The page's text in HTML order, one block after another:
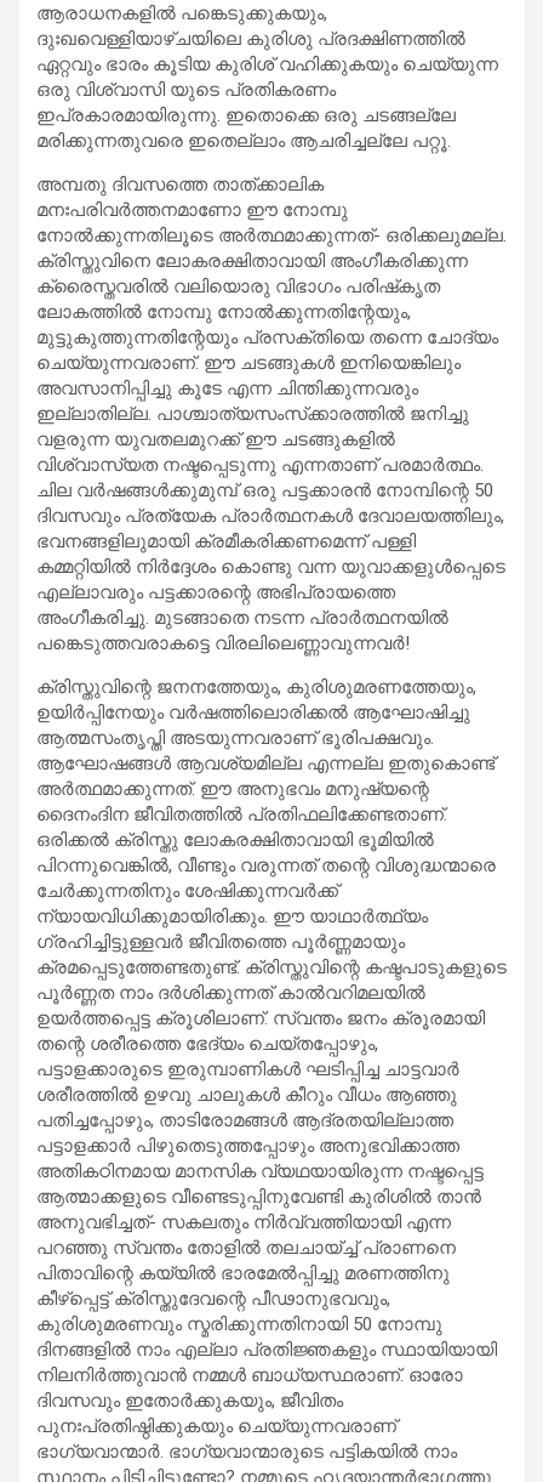
ആരാധനകളില്‍ പങ്കെടുക്കുകയും,
ദുഃഖവെള്ളിയാഴ്ചയിലെ കുരിശു പ്രദക്ഷിണത്തില്‍
ഏറ്റവും ഭാരം കൂടിയ കുരിശ് വഹിക്കുകയും ചെയ്യുന്ന
ഒരു വിശ്വാസി യുടെ പ്രതികരണം
ഇപ്രകാരമായിരുന്നു. ഇതൊക്കെ ഒരു ചടങ്ങല്ലേ
മരിക്കുന്നതുവരെ ഇതെല്ലാം ആചരിച്ചല്ലേ പറ്റൂ.
അമ്പതു ദിവസത്തെ താത്ക്കാലിക
മനഃപരിവര്‍ത്തനമാണോ ഈ നോമ്പു
നോല്‍ക്കുന്നതിലൂടെ അര്‍ത്ഥമാക്കുന്നത്- ഒരിക്കലുമല്ല.
ക്രിസ്തുവിനെ ലോകരക്ഷിതാവായി അംഗീകരിക്കുന്ന
ക്രൈസ്തവരില്‍ വലിയൊരു വിഭാഗം പരിഷ്‌കൃത
ലോകത്തില്‍ നോമ്പു നോല്‍ക്കുന്നതിന്റേയും,
മുട്ടുകുത്തുന്നതിന്റേയും പ്രസക്തിയെ തന്നെ ചോദ്യം
ചെയ്യുന്നവരാണ്. ഈ ചടങ്ങുകള്‍ ഇനിയെങ്കിലും
അവസാനിപ്പിച്ചു കൂടേ എന്ന ചിന്തിക്കുന്നവരും
ഇല്ലാതില്ല. പാശ്ചാത്യസംസ്‌ക്കാരത്തില്‍ ജനിച്ചു
വളരുന്ന യുവതലമുറക്ക് ഈ ചടങ്ങുകളില്‍
വിശ്വാസ്യത നഷ്ടപ്പെടുന്നു എന്നതാണ് പരമാര്‍ത്ഥം.
ചില വര്‍ഷങ്ങള്‍ക്കുമുമ്പ് ഒരു പട്ടക്കാരന്‍ നോമ്പിന്റെ 50
ദിവസവും പ്രത്യേക പ്രാര്‍ത്ഥനകള്‍ ദേവാലയത്തിലും,
ഭവനങ്ങളിലുമായി ക്രമീകരിക്കണമെന്ന് പള്ളി
കമ്മറ്റിയില്‍ നിര്‍ദ്ദേശം കൊണ്ടു വന്ന യുവാക്കളുള്‍പ്പെടെ
എല്ലാവരും പട്ടക്കാരന്റെ അഭിപ്രായത്തെ
അംഗീകരിച്ചു. മുടങ്ങാതെ നടന്ന പ്രാര്‍ത്ഥനയില്‍
പങ്കെടുത്തവരാകട്ടെ വിരലിലെണ്ണാവുന്നവര്‍!
ക്രിസ്തുവിന്റെ ജനനത്തേയും, കുരിശുമരണത്തേയും,
ഉയിര്‍പ്പിനേയും വര്‍ഷത്തിലൊരിക്കല്‍ ആഘോഷിച്ചു
ആത്മസംതൃപ്തി അടയുന്നവരാണ് ഭൂരിപക്ഷവും.
ആഘോഷങ്ങള്‍ ആവശ്യമില്ല എന്നല്ല ഇതുകൊണ്ട്
അര്‍ത്ഥമാക്കുന്നത്. ഈ അനുഭവം മനുഷ്യന്റെ
ദൈനംദിന ജീവിതത്തില്‍ പ്രതിഫലിക്കേണ്ടതാണ്.
ഒരിക്കല്‍ ക്രിസ്തു ലോകരക്ഷിതാവായി ഭൂമിയില്‍
പിറന്നുവെങ്കില്‍, വീണ്ടും വരുന്നത് തന്റെ വിശുദ്ധന്മാരെ
ചേര്‍ക്കുന്നതിനും ശേഷിക്കുന്നവര്‍ക്ക്
ന്യായവിധിക്കുമായിരിക്കും. ഈ യാഥാര്‍ത്ഥ്യം
ഗ്രഹിച്ചിട്ടുള്ളവര്‍ ജീവിതത്തെ പൂര്‍ണ്ണമായും
ക്രമപ്പെടുത്തേണ്ടതുണ്ട്. ക്രിസ്തുവിന്റെ കഷ്ടപാടുകളുടെ
പൂര്‍ണ്ണത നാം ദര്‍ശിക്കുന്നത് കാല്‍വറിമലയില്‍
ഉയര്‍ത്തപ്പെട്ട ക്രൂശിലാണ്. സ്വന്തം ജനം ക്രൂരമായി
തന്റെ ശരീരത്തെ ഭേദ്യം ചെയ്തപ്പോഴും,
പട്ടാളക്കാരുടെ ഇരുമ്പാണികള്‍ ഘടിപ്പിച്ച ചാട്ടവാര്‍
ശരീരത്തില്‍ ഉഴവു ചാലുകള്‍ കീറും വീധം ആഞ്ഞു
പതിച്ചപ്പോഴും, താടിരോമങ്ങള്‍ ആദ്രതയില്ലാത്ത
പട്ടാളക്കാര്‍ പിഴുതെടുത്തപ്പോഴും അനുഭവിക്കാത്ത
അതികഠിനമായ മാനസിക വ്യഥയായിരുന്ന നഷ്ടപ്പെട്ട
ആത്മാക്കളുടെ വീണ്ടെടുപ്പിനുവേണ്ടി കുരിശില്‍ താന്‍
അനുവഭിച്ചത്- സകലതും നിര്‍വ്വത്തിയായി എന്ന
പറഞ്ഞു സ്വന്തം തോളില്‍ തലചായ്ച്ച് പ്രാണനെ
പിതാവിന്റെ കയ്യില്‍ ഭാരമേല്‍പ്പിച്ചു മരണത്തിനു
കീഴ്‌പ്പെട്ട് ക്രിസ്തുദേവന്റെ പീഢാനുഭവവും,
കുരിശുമരണവും സ്മരിക്കുന്നതിനായി 50 നോമ്പു
ദിനങ്ങളില്‍ നാം എല്ലാ പ്രതിജ്ഞകളും സ്ഥായിയായി
നിലനിര്‍ത്തുവാന്‍ നമ്മള്‍ ബാധ്യസ്ഥരാണ്. ഓരോ
ദിവസവും ഇതോര്‍ക്കുകയും, ജീവിതം
പുനഃപ്രതിഷ്ഠിക്കുകയും ചെയ്യുന്നവരാണ്
ഭാഗ്യവാന്മാര്‍. ഭാഗ്യവാന്മാരുടെ പട്ടികയില്‍ നാം
സ്ഥാനം പിടിച്ചിട്ടുണ്ടോ? നമ്മുടെ ഹൃദയാന്തര്‍ഭാഗത്തു